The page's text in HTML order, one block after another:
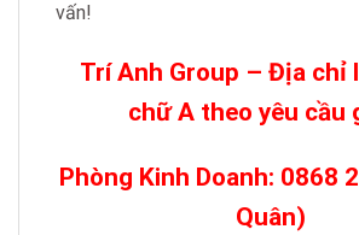
vấn!
Trí Anh Group – Địa chỉ
chữ A theo yêu cầu
Phòng Kinh Doanh: 0868
Quân)